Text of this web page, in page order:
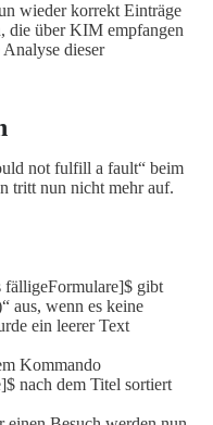
wieder korrekt Einträge
die über KIM empfangen
dieser
not fulfill a fault“ beim
tritt nun nicht mehr auf.
gibt
aus, wenn es keine
ein leerer Text
Kommando
nach dem Titel sortiert